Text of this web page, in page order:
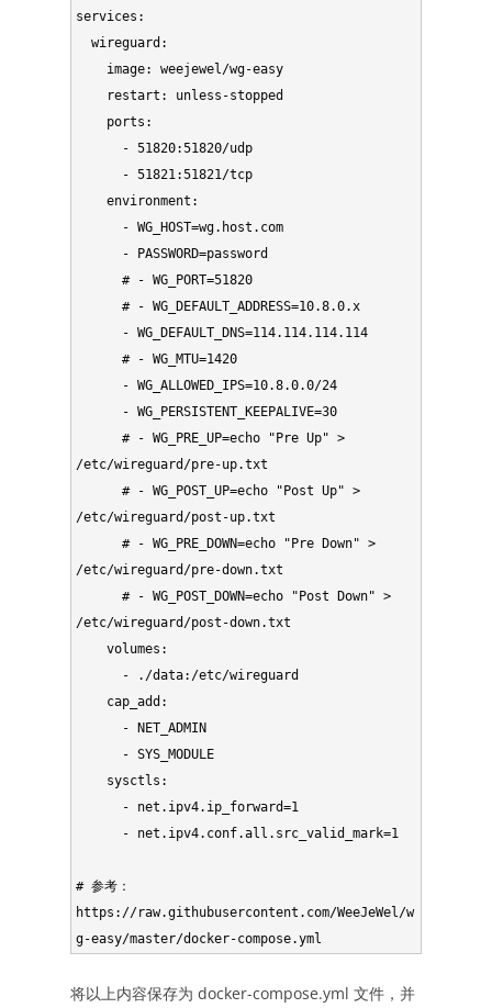
services:
  wireguard:
    environment:
      # - WG_PORT=51820
      # - WG_DEFAULT_ADDRESS=10.8.0.x
      # - WG_MTU=1420
      # - WG_PRE_UP=echo "Pre Up" >
/etc/wireguard/pre-up.txt
      # - WG_POST_UP=echo "Post Up" >
/etc/wireguard/post-up.txt
      # - WG_PRE_DOWN=echo "Pre Down" >
/etc/wireguard/pre-down.txt
      # - WG_POST_DOWN=echo "Post Down" >
/etc/wireguard/post-down.txt
    volumes:
# 参考：
https://raw.githubusercontent.com/WeeJeWel/w
g-easy/master/docker-compose.yml
将以上内容保存为 docker-compose.yml 文件，并